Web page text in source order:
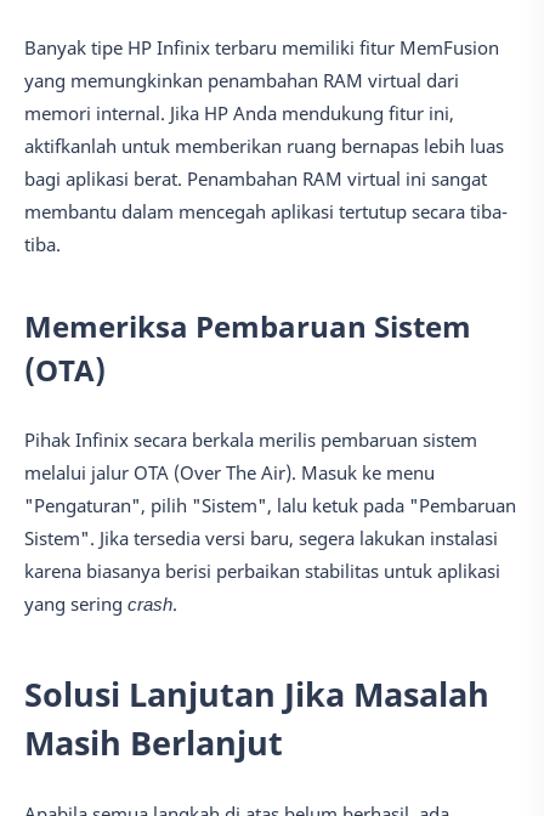
Banyak tipe HP Infinix terbaru memiliki fitur MemFusion
yang memungkinkan penambahan RAM virtual dari
memori internal. Jika HP Anda mendukung fitur ini,
aktifkanlah untuk memberikan ruang bernapas lebih luas
bagi aplikasi berat. Penambahan RAM virtual ini sangat
membantu dalam mencegah aplikasi tertutup secara tiba-
tiba.
Memeriksa Pembaruan Sistem
(OTA)
Pihak Infinix secara berkala merilis pembaruan sistem
melalui jalur OTA (Over The Air). Masuk ke menu
"Pengaturan", pilih "Sistem", lalu ketuk pada "Pembaruan
Sistem". Jika tersedia versi baru, segera lakukan instalasi
karena biasanya berisi perbaikan stabilitas untuk aplikasi
yang sering crash.
Solusi Lanjutan Jika Masalah
Masih Berlanjut